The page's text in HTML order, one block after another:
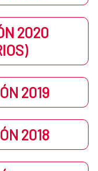
2020
2019
2018